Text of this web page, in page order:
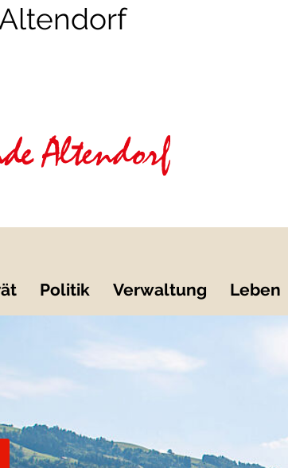
Politik Verwaltung Leben